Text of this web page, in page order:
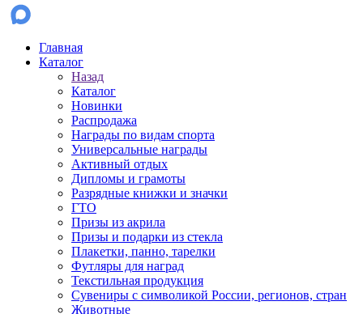
Главная
Каталог
Назад
Каталог
Новинки
Распродажа
Награды по видам спорта
Универсальные награды
Активный отдых
Дипломы и грамоты
Разрядные книжки и значки
ГТО
Призы из акрила
Призы и подарки из стекла
Плакетки, панно, тарелки
Футляры для наград
Текстильная продукция
Сувениры с символикой России, регионов, стран
Животные